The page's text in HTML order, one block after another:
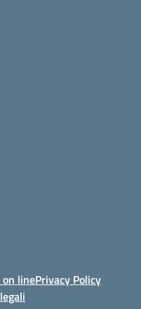
linePrivacy Policy